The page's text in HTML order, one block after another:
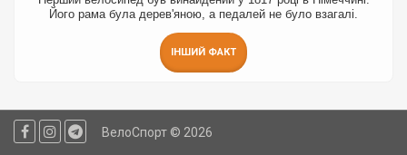
Його рама була дерев'яною, а педалей не було взагалі.
ІНШИЙ ФАКТ
ВелоСпорт © 2026